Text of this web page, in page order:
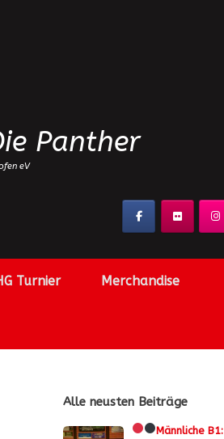
Panther
eV
Turnier Merchandise
Alle neusten Beiträge
Männliche B1: